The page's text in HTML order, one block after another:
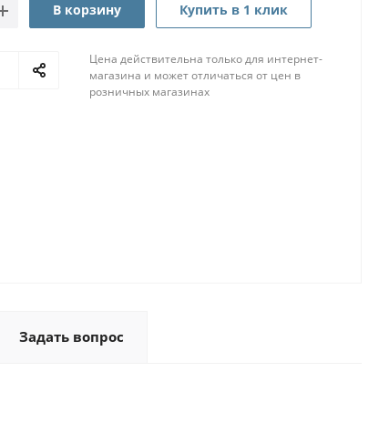
В корзину Купить в 1 клик
Цена действительна только для интернет-
магазина и может отличаться от цен в
розничных магазинах
Задать вопрос